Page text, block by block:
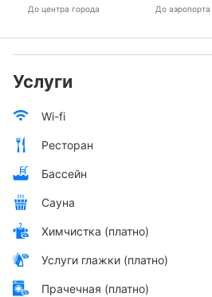
До центра города До аэропорта
Услуги
Wi-fi
Ресторан
Бассейн
Сауна
Химчистка (платно)
Услуги глажки (платно)
Прачечная (платно)